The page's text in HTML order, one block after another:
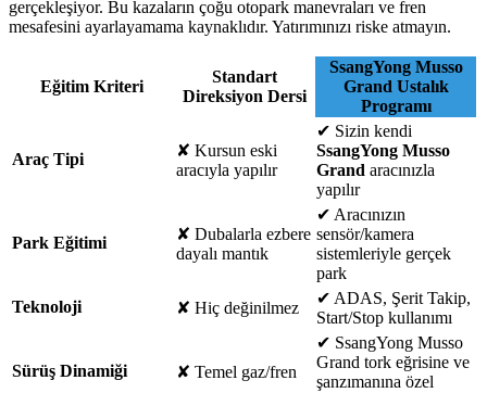
gerçekleşiyor. Bu kazaların çoğu otopark manevraları ve fren
mesafesini ayarlayamama kaynaklıdır. Yatırımınızı riske atmayın.
Eğitim Kriteri
Standart
Direksiyon Dersi
SsangYong Musso
Grand Ustalık
Programı
Araç Tipi ✘ Kursun eski
aracıyla yapılır
✔ Sizin kendi
SsangYong Musso
Grand aracınızla
yapılır
Park Eğitimi ✘ Dubalarla ezbere
dayalı mantık
✔ Aracınızın
sensör/kamera
sistemleriyle gerçek
park
Teknoloji
✘ Hiç değinilmez
✔ ADAS, Şerit Takip,
Start/Stop kullanımı
Sürüş Dinamiği ✘ Temel gaz/fren
✔ SsangYong Musso
Grand tork eğrisine ve
şanzımanına özel